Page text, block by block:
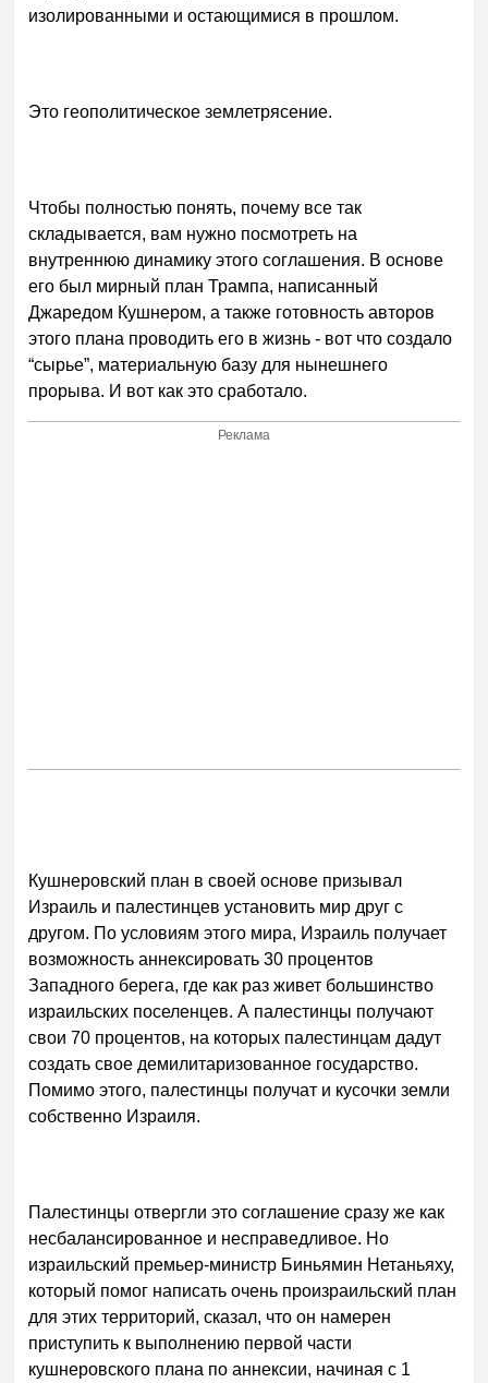
изолированными и остающимися в прошлом.
Это геополитическое землетрясение.
Чтобы полностью понять, почему все так
складывается, вам нужно посмотреть на
внутреннюю динамику этого соглашения. В основе
его был мирный план Трампа, написанный
Джаредом Кушнером, а также готовность авторов
этого плана проводить его в жизнь - вот что создало
“сырье”, материальную базу для нынешнего
прорыва. И вот как это сработало.
Реклама
Кушнеровский план в своей основе призывал
Израиль и палестинцев установить мир друг с
другом. По условиям этого мира, Израиль получает
возможность аннексировать 30 процентов
Западного берега, где как раз живет большинство
израильских поселенцев. А палестинцы получают
свои 70 процентов, на которых палестинцам дадут
создать свое демилитаризованное государство.
Помимо этого, палестинцы получат и кусочки земли
собственно Израиля.
Палестинцы отвергли это соглашение сразу же как
несбалансированное и несправедливое. Но
израильский премьер-министр Биньямин Нетаньяху,
который помог написать очень произраильский план
для этих территорий, сказал, что он намерен
приступить к выполнению первой части
кушнеровского плана по аннексии, начиная с 1